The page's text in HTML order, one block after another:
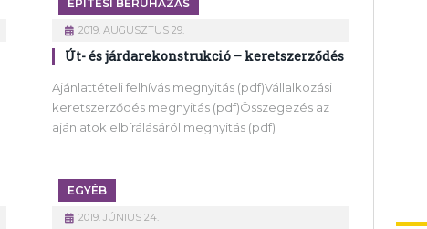
ÉPÍTÉSI BERUHÁZÁS
2019. AUGUSZTUS 29.
Út- és járdarekonstrukció – keretszerződés
Ajánlattételi felhívás megnyitás (pdf)Vállalkozási
keretszerződés megnyitás (pdf)Összegezés az
ajánlatok elbírálásáról megnyitás (pdf)
EGYÉB
2019. JÚNIUS 24.